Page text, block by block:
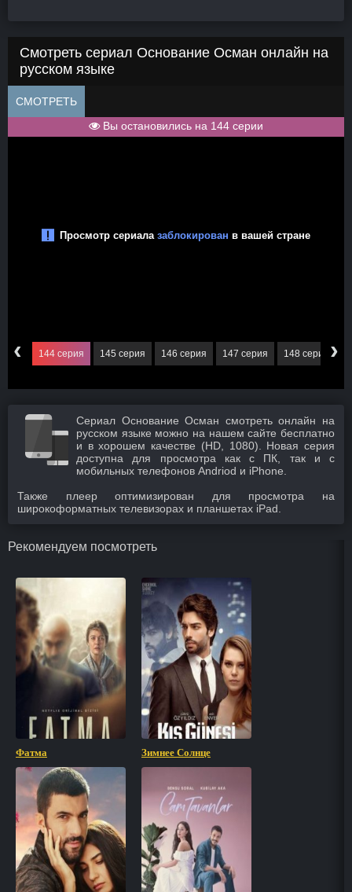
Смотреть сериал Основание Осман онлайн на
русском языке
СМОТРЕТЬ
Вы остановились на 144 серии
‹ 144 серия 145 серия 146 серия 147 серия 148 серия ›
Сериал Основание Осман смотреть онлайн на
русском языке можно на нашем сайте бесплатно
и в хорошем качестве (HD, 1080). Новая серия
доступна для просмотра как с ПК, так и с
мобильных телефонов Andriod и iPhone.
Также плеер оптимизирован для просмотра на
широкоформатных телевизорах и планшетах iPad.
Рекомендуем посмотреть
Фатма Зимнее Солнце